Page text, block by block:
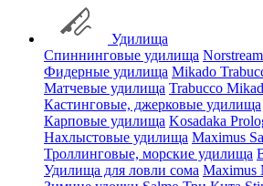
Удилища
Спиннинговые удилища Norstream
Фидерные удилища Mikado
Матчевые удилища Trabucco
Кастинговые, джерковые удилища
Карповые удилища Kosadaka
Нахлыстовые удилища Maximus
Троллинговые, морские удилища
Удилища для ловли сома Maximus